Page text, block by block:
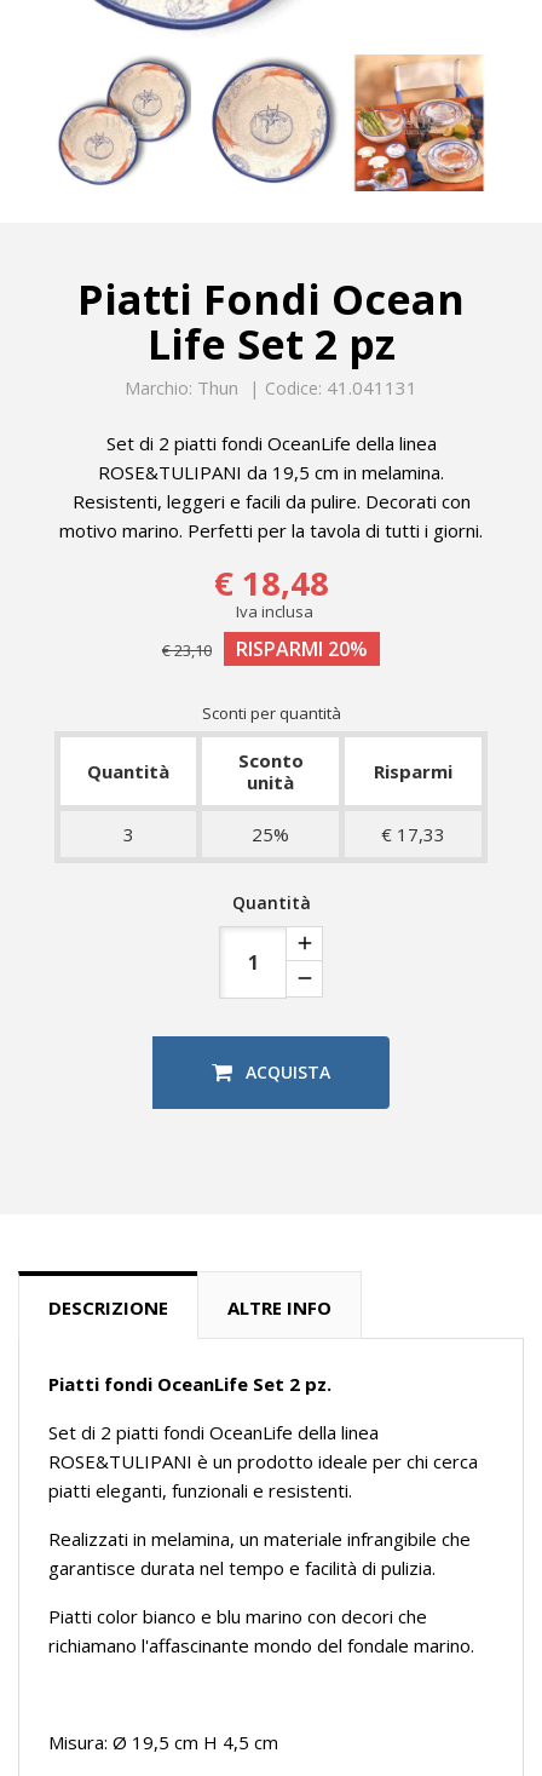
Piatti Fondi Ocean
Life Set 2 pz
Marchio: Thun Codice: 41.041131
Set di 2 piatti fondi OceanLife della linea
ROSE&TULIPANI da 19,5 cm in melamina.
Resistenti, leggeri e facili da pulire. Decorati con
motivo marino. Perfetti per la tavola di tutti i giorni.
€ 18,48
Iva inclusa
€ 23,10
RISPARMI 20%
Sconti per quantità
Quantità
Sconto
unità
Risparmi
3 25% € 17,33
Quantità
ACQUISTA
DESCRIZIONE ALTRE INFO
Piatti fondi OceanLife Set 2 pz.
Set di 2 piatti fondi OceanLife della linea
ROSE&TULIPANI è un prodotto ideale per chi cerca
piatti eleganti, funzionali e resistenti.
Realizzati in melamina, un materiale infrangibile che
garantisce durata nel tempo e facilità di pulizia.
Piatti color bianco e blu marino con decori che
richiamano l'affascinante mondo del fondale marino.
Misura: Ø 19,5 cm H 4,5 cm